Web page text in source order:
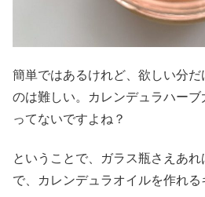
簡単ではあるけれど、欲しい分
のは難しい。カレンデュラハー
ってないですよね？
ということで、ガラス瓶さえあ
で、カレンデュラオイルを作れる